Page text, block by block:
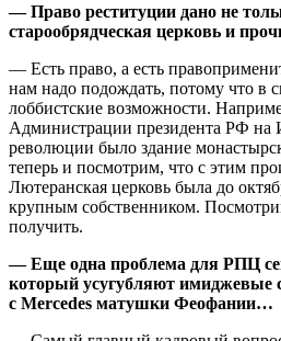
— Право реституции дано не
старообрядческая церковь и
— Есть право, а есть
нам надо подождать, потому что в
лоббистские возможности.
Администрации президента РФ на
революции было здание
теперь и посмотрим, что с этим
Лютеранская церковь была до
крупным собственником.
получить.
— Еще одна проблема для РПЦ
который усугубляют имиджевые
с Mercedes матушки Феофании…